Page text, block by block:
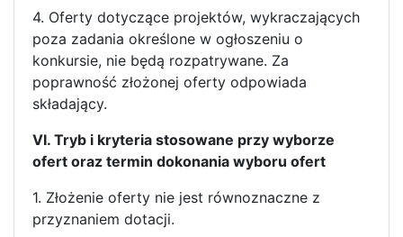
4. Oferty dotyczące projektów, wykraczających
poza zadania określone w ogłoszeniu o
konkursie, nie będą rozpatrywane. Za
poprawność złożonej oferty odpowiada
składający.
VI. Tryb i kryteria stosowane przy wyborze
ofert oraz termin dokonania wyboru ofert
1. Złożenie oferty nie jest równoznaczne z
przyznaniem dotacji.